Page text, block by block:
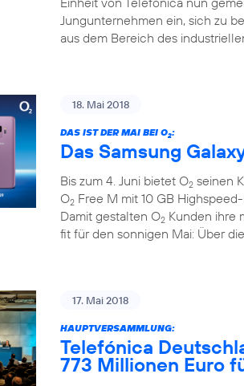
Jungunternehmen ein, sich zu
aus dem Bereich des
18. Mai 2018
DAS IST DER MAI BEI O2:
Das Samsung
Bis zum 4. Juni bietet O2 seinen
O2 Free M mit 10 GB
Damit gestalten O2 Kunden ihre
fit für den sonnigen Mai: Über
17. Mai 2018
HAUPTVERSAMMLUNG:
Telefónica
773 Millionen Euro